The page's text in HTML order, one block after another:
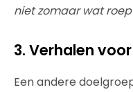
niet zomaar wat
3. Verhalen
Een andere